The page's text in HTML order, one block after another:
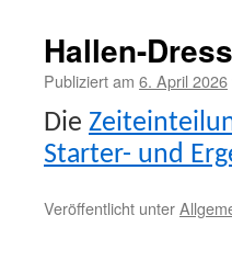
Hallen-
Publiziert am 6. April 2026
Die
Starter- und
Veröffentlicht unter